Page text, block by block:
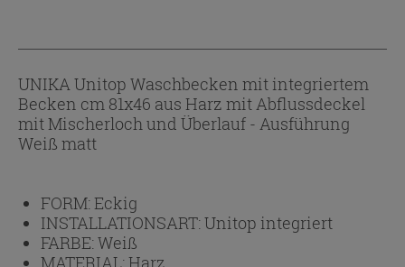
UNIKA Unitop Waschbecken mit integriertem
Becken cm 81x46 aus Harz mit Abflussdeckel
mit Mischerloch und Überlauf - Ausführung
Weiß matt
FORM:Eckig
INSTALLATIONSART:Unitop integriert
FARBE:Weiß
MATERIAL:Harz